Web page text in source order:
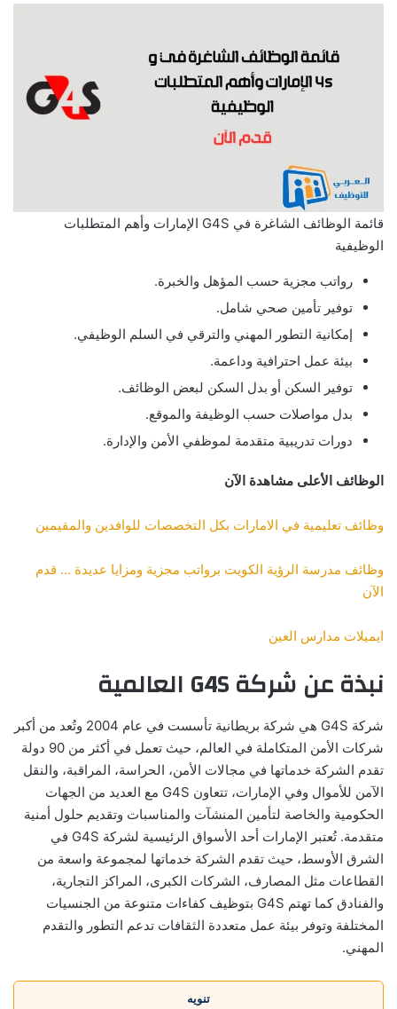
قائمة الوظائف الشاغرة في G4S الإمارات وأهم المتطلبات
الوظيفية
رواتب مجزية حسب المؤهل والخبرة.
توفير تأمين صحي شامل.
إمكانية التطور المهني والترقي في السلم الوظيفي.
بيئة عمل احترافية وداعمة.
توفير السكن أو بدل السكن لبعض الوظائف.
بدل مواصلات حسب الوظيفة والموقع.
دورات تدريبية متقدمة لموظفي الأمن والإدارة.
الوظائف الأعلى مشاهدة الآن
وظائف تعليمية في الامارات بكل التخصصات للوافدين والمقيمين
وظائف مدرسة الرؤية الكويت برواتب مجزية ومزايا عديدة … قدم
الآن
ايميلات مدارس العين
نبذة عن شركة G4S العالمية
شركة G4S هي شركة بريطانية تأسست في عام 2004 وتُعد من أكبر
شركات الأمن المتكاملة في العالم، حيث تعمل في أكثر من 90 دولة
تقدم الشركة خدماتها في مجالات الأمن، الحراسة، المراقبة، والنقل
الآمن للأموال وفي الإمارات، تتعاون G4S مع العديد من الجهات
الحكومية والخاصة لتأمين المنشآت والمناسبات وتقديم حلول أمنية
متقدمة. تُعتبر الإمارات أحد الأسواق الرئيسية لشركة G4S في
الشرق الأوسط، حيث تقدم الشركة خدماتها لمجموعة واسعة من
القطاعات مثل المصارف، الشركات الكبرى، المراكز التجارية،
والفنادق كما تهتم G4S بتوظيف كفاءات متنوعة من الجنسيات
المختلفة وتوفر بيئة عمل متعددة الثقافات تدعم التطور والتقدم
المهني.
تنويه